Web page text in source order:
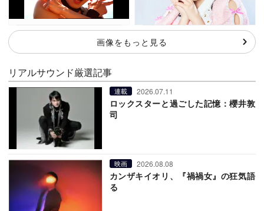
画像をもっと見る
リアルサウンド厳選記事
連載 2026.07.11
ロックスターと過ごした記憶：櫻井敦
司
映画 2026.08.08
カンザキイオリ、『禍禍女』の狂気語
る